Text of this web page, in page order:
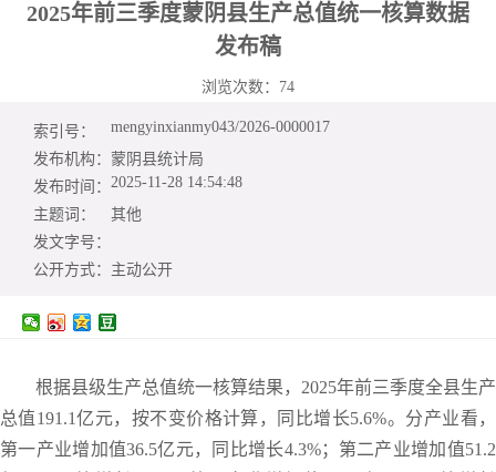
2025年前三季度蒙阴县生产总值统一核算数据
发布稿
浏览次数： 74
索引号：
mengyinxianmy043/2026-0000017
发布机构： 蒙阴县统计局
发布时间： 2025-11-28 14:54:48
主题词：
其他
发文字号：
公开方式： 主动公开
根据县级生产总值统一核算结果，2025年前三季度全县生产
总值191.1亿元，按不变价格计算，同比增长5.6%。分产业看，
第一产业增加值36.5亿元，同比增长4.3%；第二产业增加值51.2